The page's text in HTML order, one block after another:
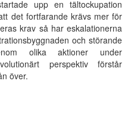
upp en tältockupation
det fortfarande krävs mer för
krav så har eskalationerna
och störande
olika aktioner under
perspektiv förstår
över.